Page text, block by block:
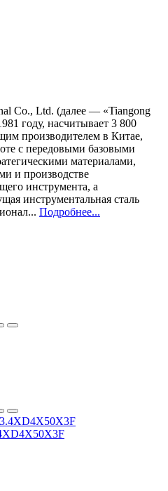
Co., Ltd. (далее — «Tiangong
году, насчитывает 3 800
производителем в Китае,
с передовыми базовыми
материалами,
и производстве
инструмента, а
инструментальная сталь
Подробнее...